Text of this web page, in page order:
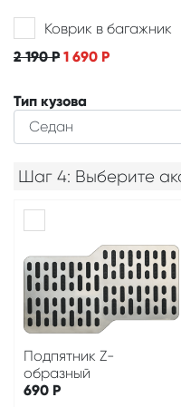
Коврик в багажник
2 190Р 1 690 Р
Тип кузова
Шаг 4: Выберите
Подпятник Z-
образный
690 Р